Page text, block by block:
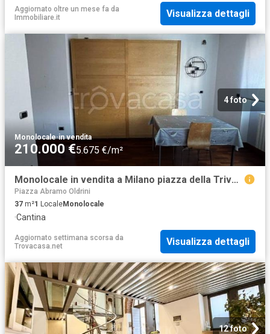
Aggiornato oltre un mese fa da
Immobiliare.it
Visualizza dettagli
4 foto
Monolocale·in vendita
210.000 €5.675 €/m²
Monolocale in vendita a Milano piazza della Trivulziana, Bicocca
Piazza Abramo Oldrini
37 m²1 LocaleMonolocale
·Cantina
Aggiornato settimana scorsa da
Trovacasa.net
Visualizza dettagli
12 foto